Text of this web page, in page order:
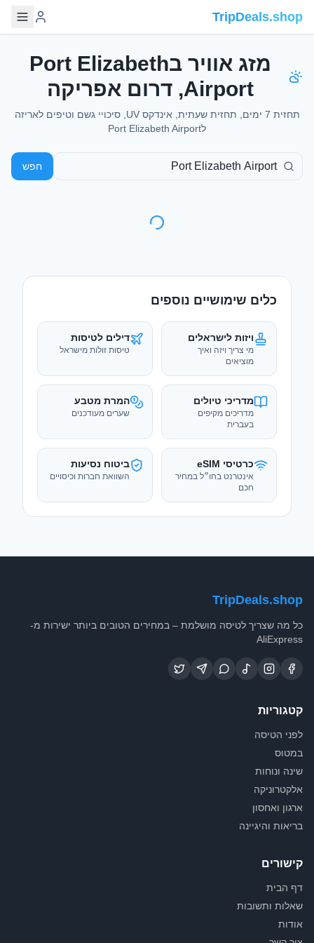
TripDeals.shop
מזג אוויר בPort Elizabeth
Airport, דרום אפריקה
תחזית 7 ימים, תחזית שעתית, אינדקס UV, סיכויי גשם וטיפים לאריזה
לPort Elizabeth Airport
חפש
כלים שימושיים נוספים
ויזות לישראלים
מי צריך ויזה ואיך
מוציאים
דילים לטיסות
טיסות זולות מישראל
מדריכי טיולים
מדריכים מקיפים
בעברית
המרת מטבע
שערים מעודכנים
כרטיסי eSIM
אינטרנט בחו״ל במחיר
חכם
ביטוח נסיעות
השוואת חברות וכיסויים
TripDeals.shop
כל מה שצריך לטיסה מושלמת – במחירים הטובים ביותר ישירות מ-
AliExpress
קטגוריות
לפני הטיסה
במטוס
שינה ונוחות
אלקטרוניקה
ארגון ואחסון
בריאות והיגיינה
קישורים
דף הבית
שאלות ותשובות
אודות